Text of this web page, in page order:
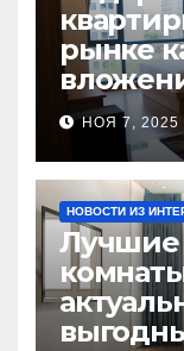
рынке
НОЯ 7, 2025
НОВОСТИ ИЗ
Лучшие